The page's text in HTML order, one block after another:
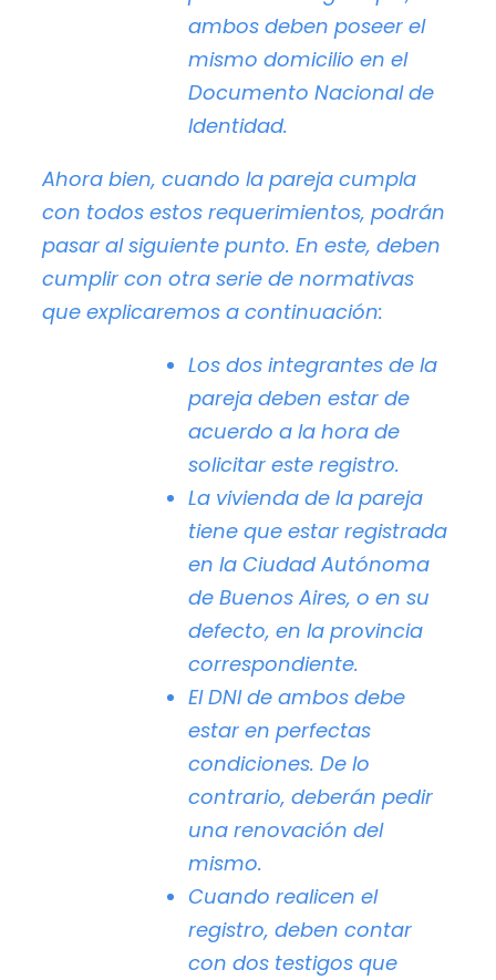
ambos deben poseer el
mismo domicilio en el
Documento Nacional de
Identidad.
Ahora bien, cuando la pareja cumpla
con todos estos requerimientos, podrán
pasar al siguiente punto. En este, deben
cumplir con otra serie de normativas
que explicaremos a continuación:
Los dos integrantes de la
pareja deben estar de
acuerdo a la hora de
solicitar este registro.
La vivienda de la pareja
tiene que estar registrada
en la Ciudad Autónoma
de Buenos Aires, o en su
defecto, en la provincia
correspondiente.
El DNI de ambos debe
estar en perfectas
condiciones. De lo
contrario, deberán pedir
una renovación del
mismo.
Cuando realicen el
registro, deben contar
con dos testigos que